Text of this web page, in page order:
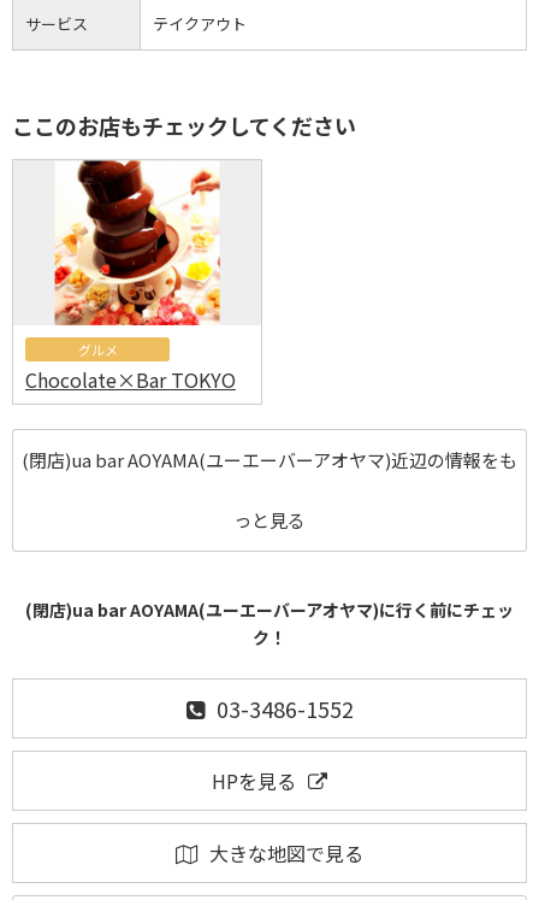
サービス テイクアウト
ここのお店もチェックしてください
グルメ
Chocolate×Bar TOKYO
(閉店)ua bar AOYAMA(ユーエーバーアオヤマ)近辺の情報をも
っと見る
(閉店)ua bar AOYAMA(ユーエーバーアオヤマ)に行く前にチェッ
ク！
03-3486-1552
HPを見る
大きな地図で見る